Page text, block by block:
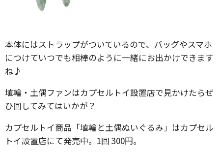
本体にはストラップがついているので、バッグやスマホ
につけていつでも相棒のように一緒にお出かけできます
ね♪
埴輪・土偶ファンはカプセルトイ設置店で見かけたらぜ
ひ回してみてはいかが？
カプセルトイ商品「埴輪と土偶ぬいぐるみ」はカプセル
トイ設置店にて発売中。1回 300円。